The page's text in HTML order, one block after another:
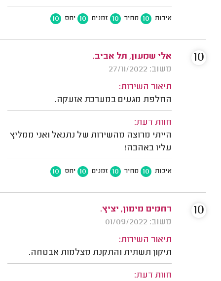
איכות 10 מחיר 10 זמנים 10 יחס 10
אלי שמעון, תל אביב.
משוב: 27/11/2022
תיאור השירות:
החלפת מגעים במערכת אזעקה.
חוות דעת:
הייתי מרוצה מהשירות של נתנאל ואני ממליץ
עליו באהבה!
איכות 10 מחיר 10 זמנים 10 יחס 10
10
רחמים מימון, יציץ.
משוב: 01/09/2022
תיאור השירות:
תיקון תשתית והתקנת מצלמות אבטחה.
חוות דעת:
10